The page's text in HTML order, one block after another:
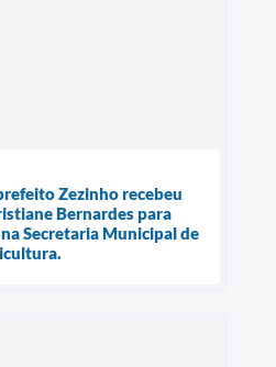
Zezinho recebeu
Bernardes para
Secretaria Municipal de